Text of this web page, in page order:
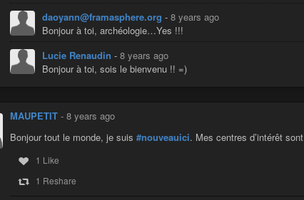
daoyann@framasphere.org - 8 years ago
Bonjour à toi, archéologie…Yes !!!
Lucie Renaudin - 8 years ago
Bonjour à toi, sois le bienvenu !! =)
MAUPETIT - 8 years ago
Bonjour tout le monde, je suis #nouveauici. Mes centres d’intérêt sont
1 Like
1 Reshare